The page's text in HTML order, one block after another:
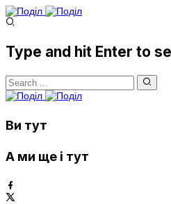
Type and hit Enter to
Ви тут
А ми ще і тут